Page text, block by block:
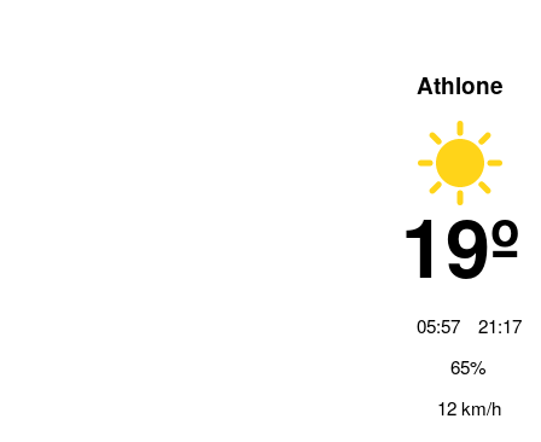
Athlone
19º
05:57
21:17
65%
12 km/h